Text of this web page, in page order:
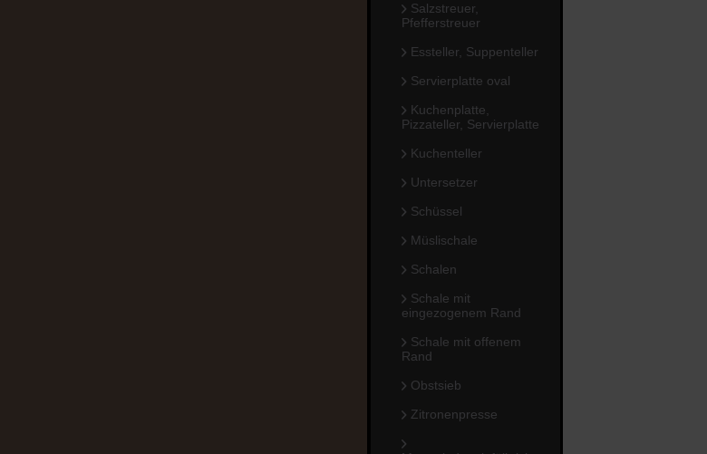
Salzstreuer,
Pfefferstreuer
Essteller, Suppenteller
Servierplatte oval
Kuchenplatte,
Pizzateller, Servierplatte
Kuchenteller
Untersetzer
Schüssel
Müslischale
Schalen
Schale mit
eingezogenem Rand
Schale mit offenem
Rand
Obstsieb
Zitronenpresse